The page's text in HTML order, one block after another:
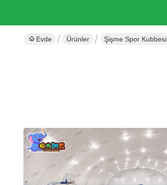
Evde Ürünler Şişme Spor Kubbesi